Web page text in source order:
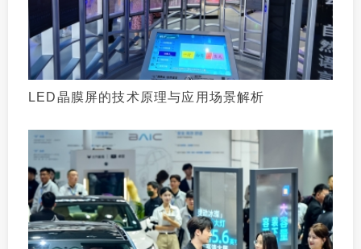
LED晶膜屏的技术原理与应用场景解析